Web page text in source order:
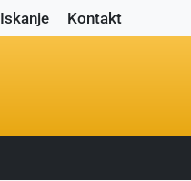
Iskanje Kontakt